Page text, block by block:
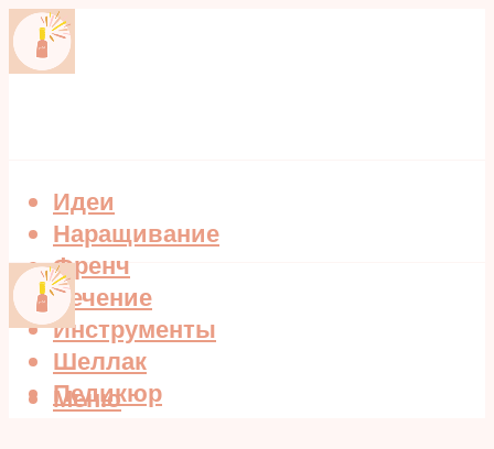
Идеи
Наращивание
Френч
Лечение
Инструменты
Шеллак
Педикюр
Меню